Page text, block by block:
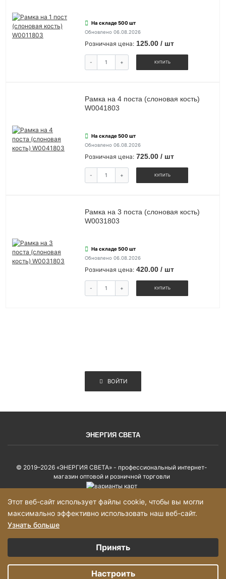
На складе 500 шт
Обновлено 06.08.2026
Розничная цена: 125.00 / шт
- + КУПИТЬ
Рамка на 4 поста (слоновая кость)
W0041803
На складе 500 шт
Обновлено 06.08.2026
Розничная цена: 725.00 / шт
- + КУПИТЬ
Рамка на 3 поста (слоновая кость)
W0031803
На складе 500 шт
Обновлено 06.08.2026
Розничная цена: 420.00 / шт
- + КУПИТЬ
ВОЙТИ
ЭНЕРГИЯ СВЕТА
© 2019–2026 «ЭНЕРГИЯ СВЕТА» - профессиональный интернет-
магазин оптовой и розничной торговли
Политика конфиденциальности
Карта сайта
Добавьте товары в корзину на сумму более 2000р и оформите заказ, с
Вами свяжется, менеджер!
Этот веб-сайт использует файлы cookie, чтобы вы могли
максимально эффективно использовать наш веб-сайт.
Узнать больше
Выберите настройки cookie
Аналитические/Функциональные
Принять
Настроить